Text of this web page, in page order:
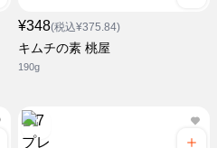
¥348(税込¥375.84)
キムチの素 桃屋
190g